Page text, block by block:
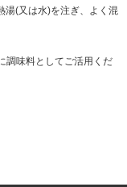
湯(又は水)を注ぎ、よく混
調味料としてご活用くだ